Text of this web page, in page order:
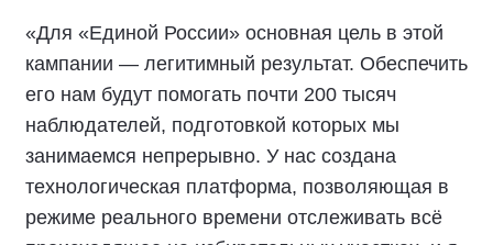
«Для «Единой России» основная цель в этой
кампании — легитимный результат. Обеспечить
его нам будут помогать почти 200 тысяч
наблюдателей, подготовкой которых мы
занимаемся непрерывно. У нас создана
технологическая платформа, позволяющая в
режиме реального времени отслеживать всё